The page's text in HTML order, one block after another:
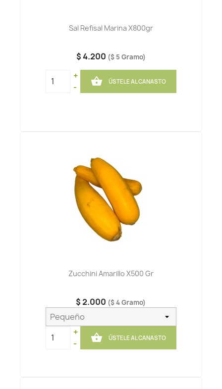
Sal Refisal Marina X800gr
$ 4.200 ($ 5 Gramo)
+
-
 ÚSTELE AL CANASTO
Zucchini Amarillo X500 Gr
$ 2.000 ($ 4 Gramo)
+
-
 ÚSTELE AL CANASTO